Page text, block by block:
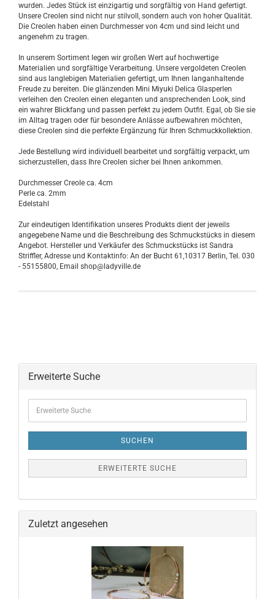
wurden. Jedes Stück ist einzigartig und sorgfältig von Hand gefertigt.
Unsere Creolen sind nicht nur stilvoll, sondern auch von hoher Qualität.
Die Creolen haben einen Durchmesser von 4cm und sind leicht und
angenehm zu tragen.
In unserem Sortiment legen wir großen Wert auf hochwertige
Materialien und sorgfältige Verarbeitung. Unsere vergoldeten Creolen
sind aus langlebigen Materialien gefertigt, um Ihnen langanhaltende
Freude zu bereiten. Die glänzenden Mini Miyuki Delica Glasperlen
verleihen den Creolen einen eleganten und ansprechenden Look, sind
ein wahrer Blickfang und passen perfekt zu jedem Outfit. Egal, ob Sie sie
im Alltag tragen oder für besondere Anlässe aufbewahren möchten,
diese Creolen sind die perfekte Ergänzung für Ihren Schmuckkollektion.
Jede Bestellung wird individuell bearbeitet und sorgfältig verpackt, um
sicherzustellen, dass Ihre Creolen sicher bei Ihnen ankommen.
Durchmesser Creole ca. 4cm
Perle ca. 2mm
Edelstahl
Zur eindeutigen Identifikation unseres Produkts dient der jeweils
angegebene Name und die Beschreibung des Schmuckstücks in diesem
Angebot. Hersteller und Verkäufer des Schmuckstücks ist Sandra
Striffler, Adresse und Kontaktinfo: An der Bucht 61,10317 Berlin, Tel. 030
- 55155800, Email shop@ladyville.de
Erweiterte Suche
SUCHEN
ERWEITERTE SUCHE
Zuletzt angesehen